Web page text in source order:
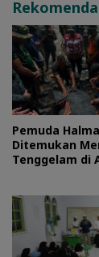
Pemuda
Ditemukan
Tenggelam di